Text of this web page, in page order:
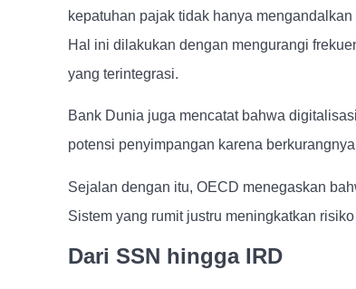
kepatuhan pajak tidak hanya
Hal ini dilakukan dengan mengurangi
yang terintegrasi.
Bank Dunia juga mencatat bahwa
potensi penyimpangan karena
Sejalan dengan itu, OECD menegaskan
Sistem yang rumit justru meningkatkan
Dari SSN hingga IRD